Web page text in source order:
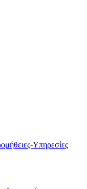
Υπηρεσίες